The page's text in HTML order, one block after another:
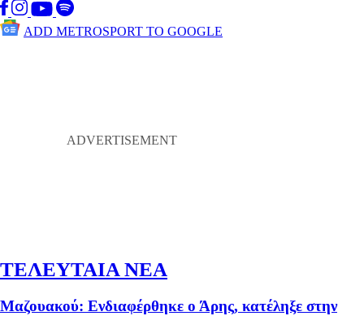
ADD METROSPORT TO GOOGLE
ΤΕΛΕΥΤΑΙΑ ΝΕΑ
Μαζουακού: Ενδιαφέρθηκε ο Άρης, κατέληξε στην